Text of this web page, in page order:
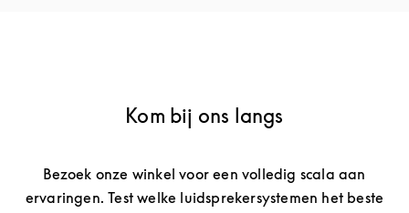
Kom bij ons langs
Bezoek onze winkel voor een volledig scala aan
ervaringen. Test welke luidsprekersystemen het beste